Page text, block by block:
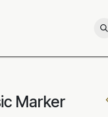
UNICORN-Launch 2026
Marker